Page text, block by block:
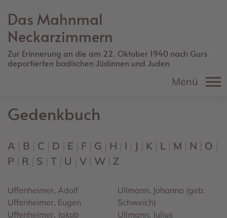
zum
Inhalt
Das Mahnmal
Neckarzimmern
Zur Erinnerung an die am 22. Oktober 1940 nach Gurs
deportierten badischen Jüdinnen und Juden
Menü
Gedenkbuch
A B C D E F G H I J K L M N
O
P
R S T U V W Z
Uffenheimer, Adolf
Uffenheimer, Eugen
Uffenheimer, Jakob
Ullmann, Johanna (geb.
Schweich)
Ullmann, Julius